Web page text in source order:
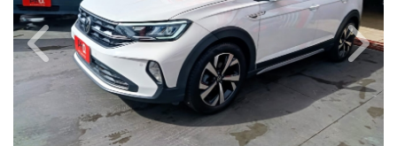
Previous Next